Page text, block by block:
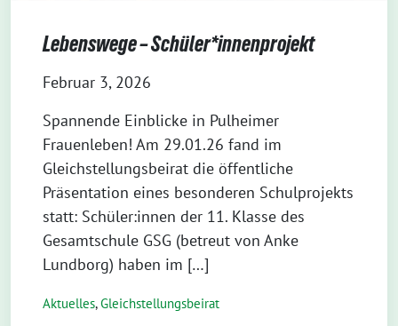
Lebenswege – Schüler*innenprojekt
Februar 3, 2026
Spannende Einblicke in Pulheimer
Frauenleben! Am 29.01.26 fand im
Gleichstellungsbeirat die öffentliche
Präsentation eines besonderen Schulprojekts
statt: Schüler:innen der 11. Klasse des
Gesamtschule GSG (betreut von Anke
Lundborg) haben im […]
Aktuelles,Gleichstellungsbeirat